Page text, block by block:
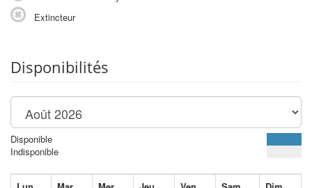
Extincteur
Disponibilités
Disponible
Indisponible